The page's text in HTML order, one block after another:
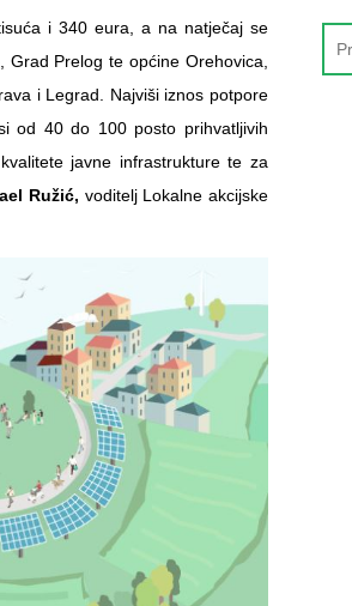
i 340 eura, a na natječaj se
Prelog te općine Orehovica,
i Legrad. Najviši iznos potpore
od 40 do 100 posto prihvatljivih
javne infrastrukture te za
Ružić, voditelj Lokalne akcijske